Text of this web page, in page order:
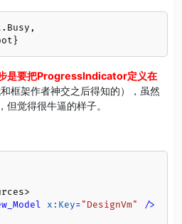
是要把ProgressIndicator定义在
和框架作者神交之后得知的），虽然
觉得很牛逼的样子。
>
x:Key="DesignVm" />